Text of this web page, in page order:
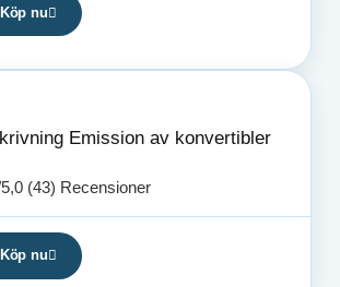
Köp nu
Emission av konvertibler
(43) Recensioner
Köp nu